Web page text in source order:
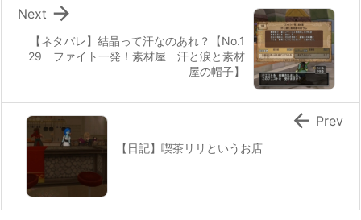
【ネタバレ】結晶って汗なのあれ？【No.1
29 ファイト一発！素材屋 汗と涙と素材
屋の帽子】

Next
【日記】喫茶リリというお店
 Prev